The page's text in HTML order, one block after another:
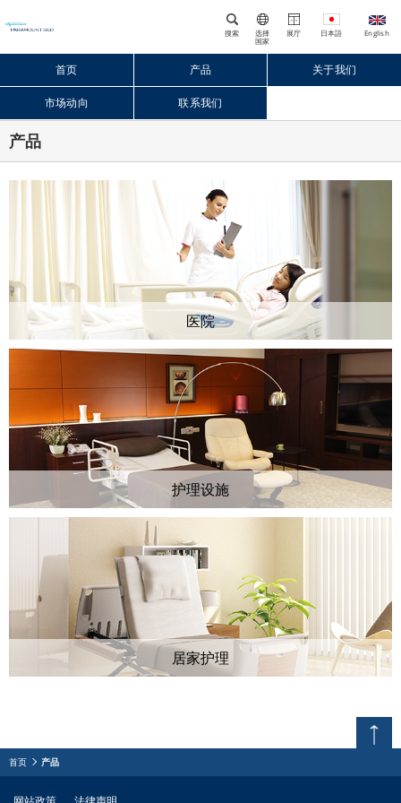
搜索
选择
国家
展厅
Close
首页 产品 关于我们
市场动向 联系我们
产品
医院
护理设施
居家护理
首页 产品